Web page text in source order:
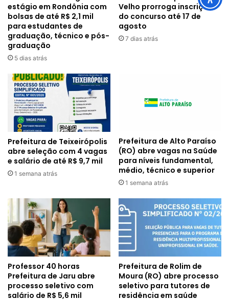
estágio em Rondônia com
bolsas de até R$ 2,1 mil
para estudantes de
graduação, técnico e pós-
graduação
5 dias atrás
Velho prorroga inscrições
do concurso até 17 de
agosto
7 dias atrás
Prefeitura de Teixeirópolis
abre seleção com 4 vagas
e salário de até R$ 9,7 mil
1 semana atrás
Prefeitura de Alto Paraíso
(RO) abre vagas na Saúde
para níveis fundamental,
médio, técnico e superior
1 semana atrás
Professor 40 horas
Prefeitura de Jaru abre
processo seletivo com
salário de R$ 5,6 mil
Prefeitura de Rolim de
Moura (RO) abre processo
seletivo para tutores de
residência em saúde